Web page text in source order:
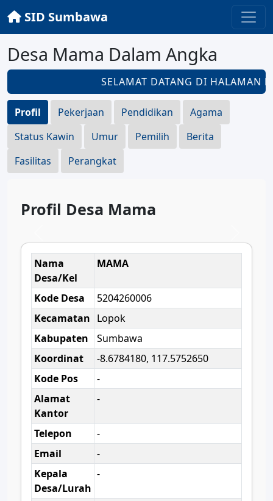
SID Sumbawa
Desa Mama Dalam Angka
SELAMAT DATANG DI HALAMAN
Profil Pekerjaan Pendidikan
Agama
Status Kawin
Umur Pemilih
Berita
Fasilitas
Perangkat
Profil Desa Mama
Nama
Desa/Kel
MAMA
Kode Desa
5204260006
Kecamatan Lopok
Kabupaten
Sumbawa
Koordinat
-8.6784180, 117.5752650
Kode Pos
-
Alamat
Kantor
-
Telepon
-
Email
-
Kepala
Desa/Lurah
-